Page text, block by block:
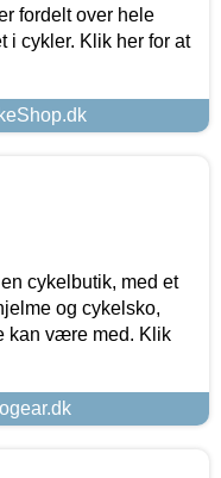
fordelt over hele
i cykler. Klik her for at
cykelbutik, med et
og cykelsko,
kan være med. Klik